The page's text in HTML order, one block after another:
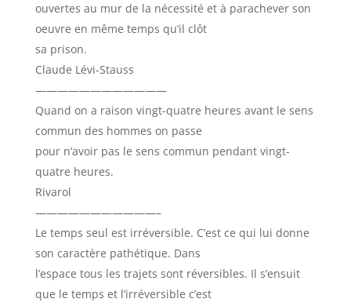
ouvertes au mur de la nécessité et à parachever son
oeuvre en même temps qu’il clôt
sa prison.
Claude Lévi-Stauss
————————————
Quand on a raison vingt-quatre heures avant le sens
commun des hommes on passe
pour n’avoir pas le sens commun pendant vingt-
quatre heures.
Rivarol
———————————–
Le temps seul est irréversible. C’est ce qui lui donne
son caractère pathétique. Dans
l’espace tous les trajets sont réversibles. Il s’ensuit
que le temps et l’irréversible c’est